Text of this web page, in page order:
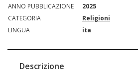
ANNO PUBBLICAZIONE
2025
CATEGORIA
Religioni
LINGUA
ita
Descrizione